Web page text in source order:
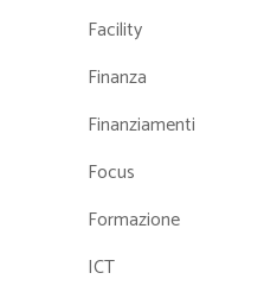
Facility
Finanza
Finanziamenti
Focus
Formazione
ICT